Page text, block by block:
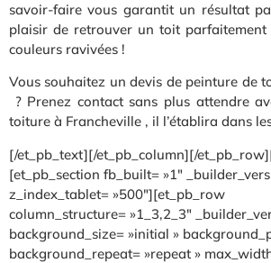
savoir-faire vous garantit un résultat
plaisir de retrouver un toit parfaitement
couleurs ravivées !
Vous souhaitez un devis de peinture de
? Prenez contact sans plus attendre
toiture à Francheville , il l’établira dans
[/et_pb_text][/et_pb_column][/
[et_pb_section fb_built= »1″
z_index_tablet= »500″][et_pb_row
column_structure= »1_3,2_3″
background_size= »initial »
background_repeat= »repeat »